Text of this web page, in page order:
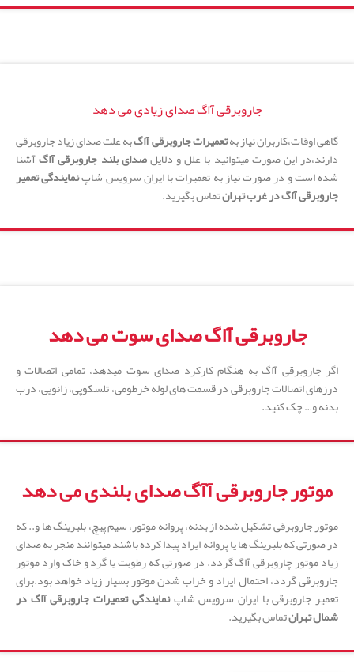
جاروبرقی آاگ صدای زیادی می دهد
گاهی اوقات،کاربران نیاز بهتعمیرات جاروبرقی آاگبه علت صدای زیاد جاروبرقی
دارند،در این صورت میتوانید با علل و دلایلصدای بلند جاروبرقی آاگآشنا
شده است و در صورت نیاز به تعمیرات با ایران سرویس شاپنمایندگی تعمیر
جاروبرقی آاگ در غرب تهرانتماس بگیرید.
جاروبرقی آاگ صدای سوت می دهد
اگر جاروبرقی آاگ به هنگام کارکرد صدای سوت میدهد، تمامی اتصالات و
درزهای اتصالات جاروبرقی در قسمت های لوله خرطومی، تلسکوپی، زانویی، درب
بدنه و… چک کنید.
موتور جاروبرقی آآگ صدای بلندی می دهد
موتور جاروبرقی تشکیل شده از بدنه، پروانه موتور، سیم پیچ، بلبرینگ ها و.. که
در صورتی که بلبرینگ ها یا پروانه ایراد پیدا کرده باشند میتوانند منجر به صدای
زیاد موتور چاروبرقی آاگ گردد. در صورتی که رطوبت یا گرد و خاک وارد موتور
جاروبرقی گردد، احتمال ایراد و خراب شدن موتور بسیار زیاد خواهد بود.برای
تعمیر جاروبرقی با ایران سرویس شاپنمایندگی تعمیرات جاروبرقی آاگ در
شمال تهرانتماس بگیرید.